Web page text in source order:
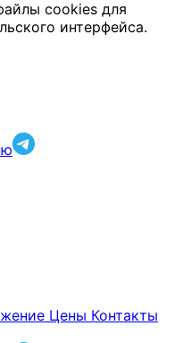
cookies для
интерфейса.
Цены Контакты